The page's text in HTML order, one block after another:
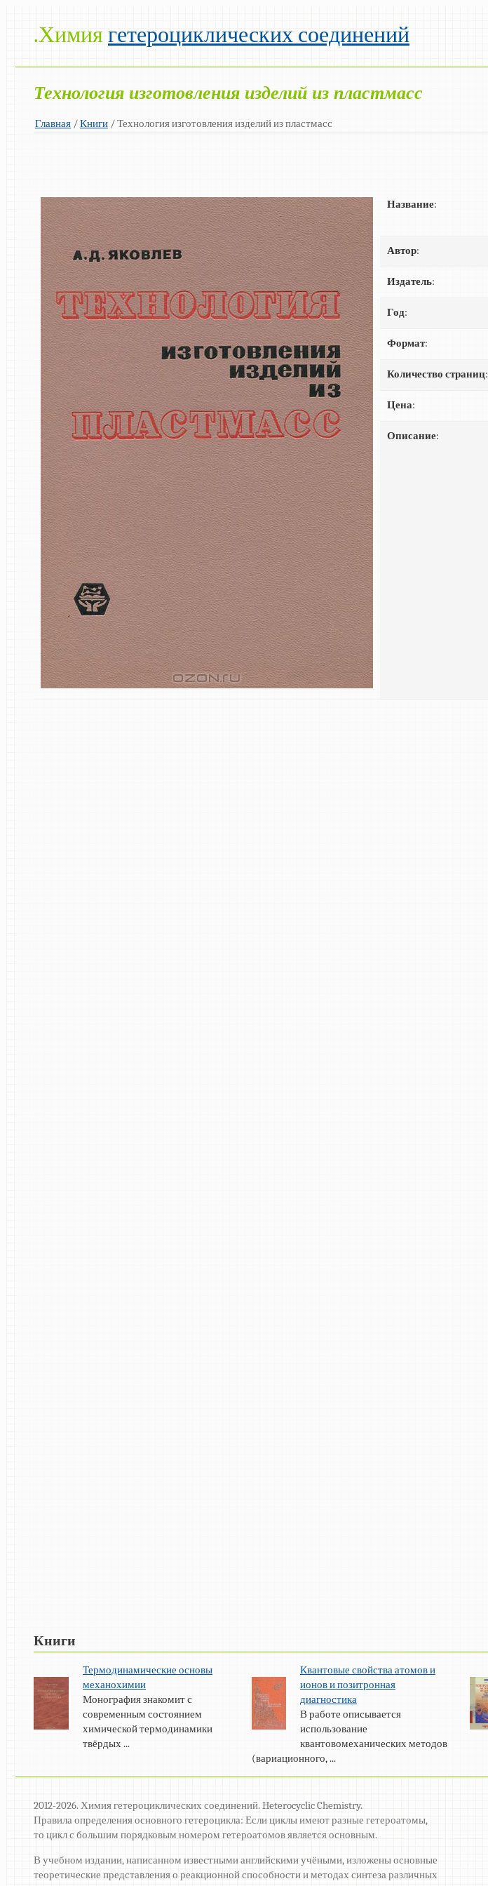
.Химиягетероциклических соединений
Технология изготовления изделий из пластмасс
Главная /Книги / Технология изготовления изделий из пластмасс
Название:
Автор:
Издатель:
Год:
Формат:
Количество страниц:
Цена:
Описание:
Книги
Термодинамические основы
механохимии
Монография знакомит с
современным состоянием
химической термодинамики
твёрдых ...
Квантовые свойства атомов и
ионов и позитронная
диагностика
В работе описывается
использование
квантовомеханических методов
(вариационного, ...
2012-2026. Химия гетероциклических соединений. Heterocyclic Chemistry.
Правила определения основного гетероцикла: Если циклы имеют разные гетероатомы,
то цикл с большим порядковым номером гетероатомов является основным.
В учебном издании, написанном известными английскими учёными, изложены основные
теоретические представления о реакционной способности и методах синтеза различных